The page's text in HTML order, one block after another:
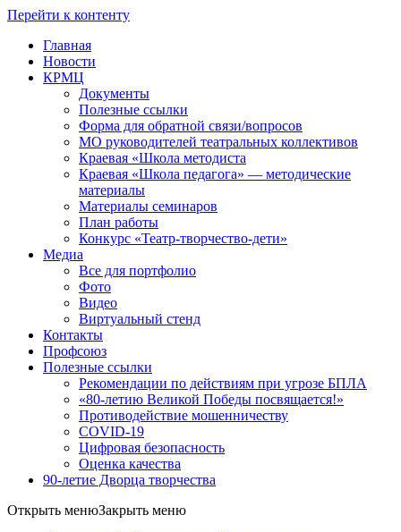
Перейти к контенту
Главная
Новости
КРМЦ
Документы
Полезные ссылки
Форма для обратной связи/вопросов
МО руководителей театральных коллективов
Краевая «Школа методиста
Краевая «Школа педагога» — методические
материалы
Материалы семинаров
План работы
Конкурс «Театр-творчество-дети»
Медиа
Все для портфолио
Фото
Видео
Виртуальный стенд
Контакты
Профсоюз
Полезные ссылки
Рекомендации по действиям при угрозе БПЛА
«80-летию Великой Победы посвящается!»
Противодействие мошенничеству
COVID-19
Цифровая безопасность
Оценка качества
90-летие Дворца творчества
Открыть менюЗакрыть меню